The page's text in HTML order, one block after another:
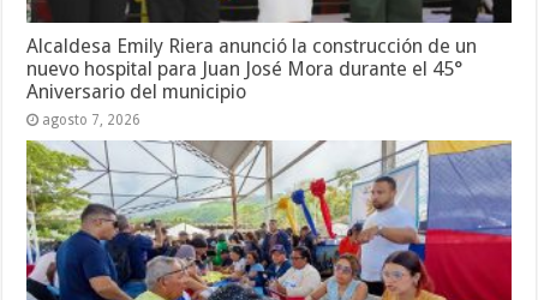
Alcaldesa Emily Riera anunció la construcción de un
nuevo hospital para Juan José Mora durante el 45°
Aniversario del municipio
agosto 7, 2026